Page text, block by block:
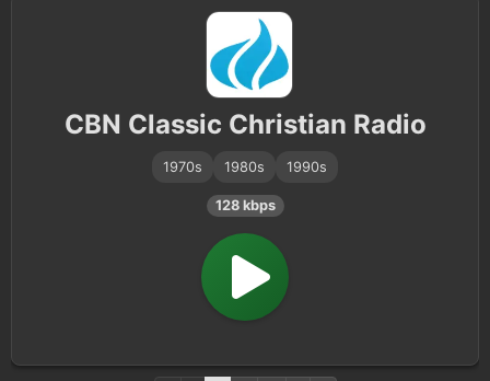
CBN Classic Christian Radio
1970s 1980s 1990s
128 kbps